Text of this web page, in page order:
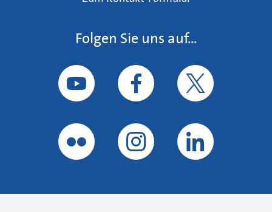
Folgen Sie uns auf...